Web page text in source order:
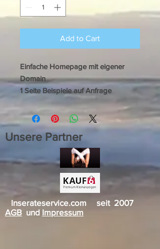
Add to Cart
Einfache Homepage mit eigener
Domain
1 Seite Beispiele auf Anfrage
Unsere Partner
Inserateservice.com seit 2007
AGB und Impressum